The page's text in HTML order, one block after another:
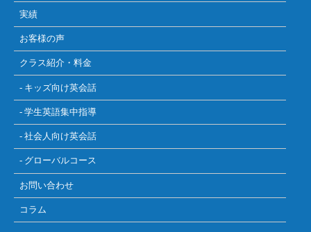
実績
お客様の声
クラス紹介・料金
- キッズ向け英会話
- 学生英語集中指導
- 社会人向け英会話
- グローバルコース
お問い合わせ
コラム